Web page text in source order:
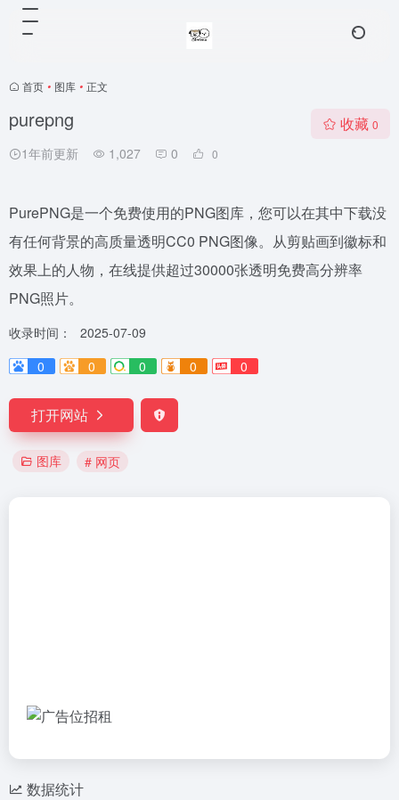
首页 • 图库 • 正文
purepng
1年前更新 1,027 0 0
收藏 0
PurePNG是一个免费使用的PNG图库，您可以在其中下载没
有任何背景的高质量透明CC0 PNG图像。从剪贴画到徽标和
效果上的人物，在线提供超过30000张透明免费高分辨率
PNG照片。
收录时间：
2025-07-09
0
0 0 0 0
打开网站
图库 # 网页
数据统计